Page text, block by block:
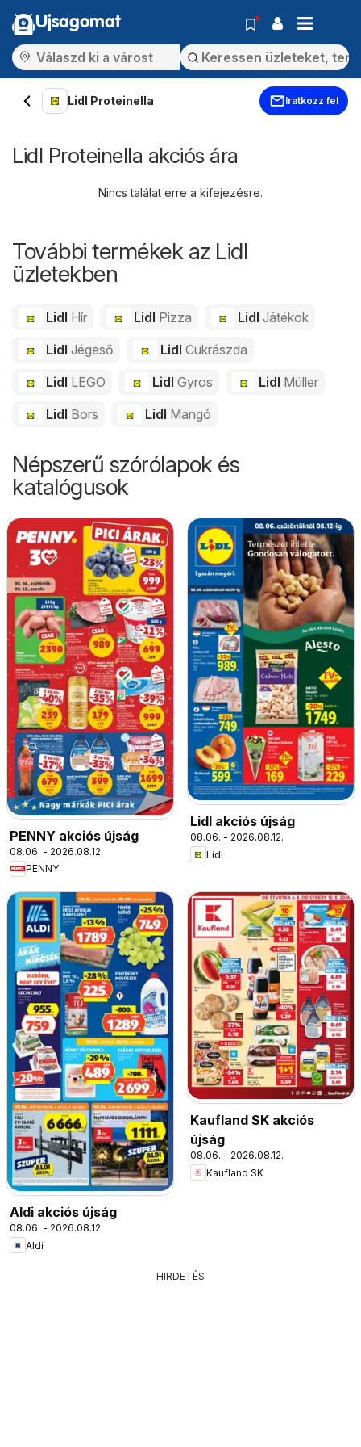
Ujsagomat
Lidl Proteinella Iratkozz fel
Lidl Proteinella akciós ára
Nincs találat erre a kifejezésre.
További termékek az Lidl
üzletekben
Lidl Hír Lidl Pizza LidlJátékok
Lidl Jégeső Lidl Cukrászda
Lidl LEGO Lidl Gyros Lidl Müller
Lidl Bors Lidl Mangó
Népszerű szórólapok és
katalógusok
PENNY akciós újság
08.06. - 2026.08.12.
PENNY
Lidl akciós újság
08.06. - 2026.08.12.
Lidl
Aldi akciós újság
08.06. - 2026.08.12.
Aldi
Kaufland SK akciós
újság
08.06. - 2026.08.12.
Kaufland SK
HIRDETÉS